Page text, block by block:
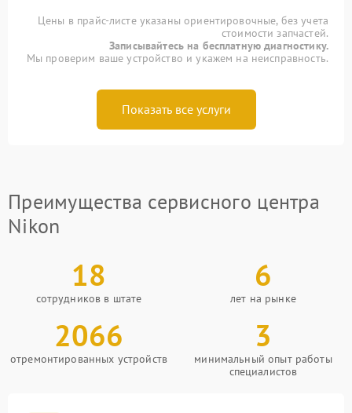
Цены в прайс-листе указаны ориентировочные, без учета
стоимости запчастей.
Записывайтесь на бесплатную диагностику.
Мы проверим ваше устройство и укажем на неисправность.
Показать все услуги
Преимущества сервисного центра
Nikon
18
сотрудников в штате
6
лет на рынке
2066
отремонтированных устройств
3
минимальный опыт работы
специалистов